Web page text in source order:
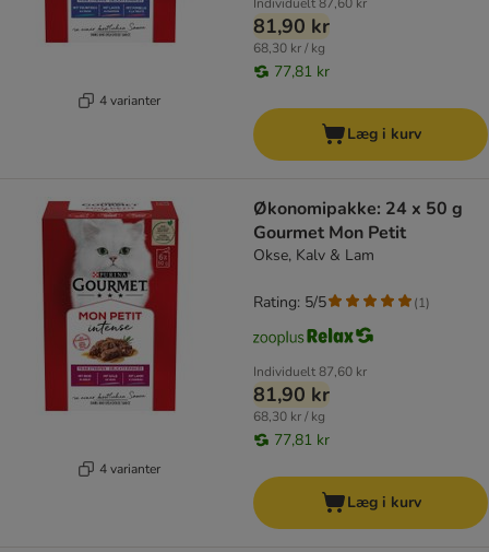
4 varianter
81,90 kr
68,30 kr / kg
77,81 kr
Læg i kurv
4 varianter
Økonomipakke: 24 x 50 g
Gourmet Mon Petit
Okse, Kalv & Lam
Individuelt87,60 kr
81,90 kr
68,30 kr / kg
77,81 kr
Rating: 5/5 (1)
Læg i kurv